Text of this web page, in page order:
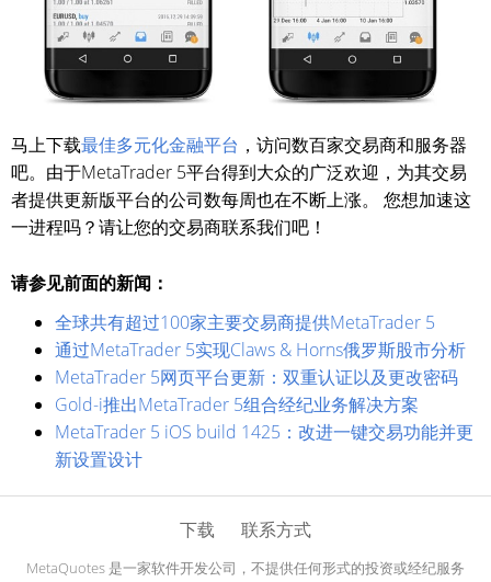
马上下载最佳多元化金融平台 ，访问数百家交易商和服务器
吧。由于MetaTrader 5平台得到大众的广泛欢迎，为其交易
者提供更新版平台的公司数每周也在不断上涨。 您想加速这
一进程吗？请让您的交易商联系我们吧！
请参见前面的新闻：
全球共有超过100家主要交易商提供MetaTrader 5
通过MetaTrader 5实现Claws & Horns俄罗斯股市分析
MetaTrader 5网页平台更新：双重认证以及更改密码
Gold-i推出MetaTrader 5组合经纪业务解决方案
MetaTrader 5 iOS build 1425：改进一键交易功能并更
新设置设计
下载 联系方式
MetaQuotes 是一家软件开发公司，不提供任何形式的投资或经纪服务